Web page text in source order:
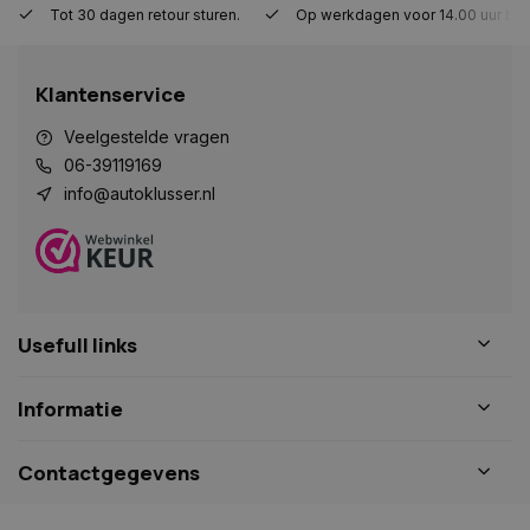
Tot 30 dagen retour sturen. Op werkdagen voor 14.00 uur
Klantenservice
Veelgestelde vragen
06-39119169
info@autoklusser.nl
Usefull links
Informatie
Contactgegevens
Strikt noodzakelijk Prestatie
Targeting
Strikt noodzakelijke cookies maken de
gebruikersaanmelding en accountbeheer. De
website kan niet goed worden gebruikt zonder de
strikt noodzakelijke cookies.
Naam
COOKIELAW_STATS
53